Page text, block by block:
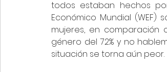
todos estaban hechos
Económico Mundial
mujeres, en comparación
género del 72% y no
situación se torna aún peor.